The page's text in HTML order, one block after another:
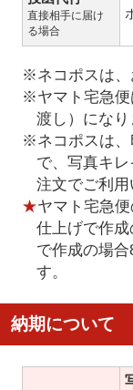
直接相手に届け
る場合
※ネコポスは、
※ヤマト宅急便
渡し）になり
※ネコポスは、
で、写真キ
注文でご利用
★ヤマト宅急
仕上げで作
で作成の場
す。
納期について